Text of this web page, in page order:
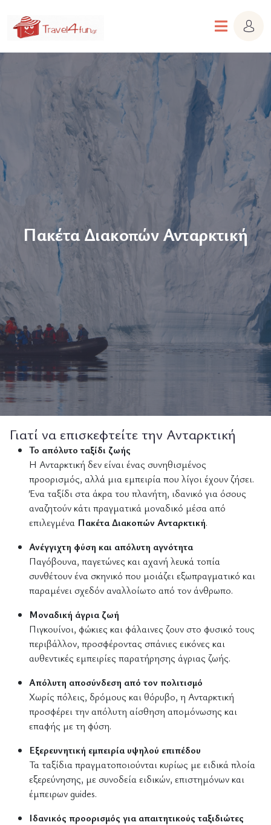
Πακέτα Διακοπών Ανταρκτική
Γιατί να επισκεφτείτε την Ανταρκτική
Το απόλυτο ταξίδι ζωής
Η Ανταρκτική δεν είναι ένας συνηθισμένος
προορισμός, αλλά μια εμπειρία που λίγοι έχουν ζήσει.
Ένα ταξίδι στα άκρα του πλανήτη, ιδανικό για όσους
αναζητούν κάτι πραγματικά μοναδικό μέσα από
επιλεγμένα Πακέτα Διακοπών Ανταρκτική.
Ανέγγιχτη φύση και απόλυτη αγνότητα
Παγόβουνα, παγετώνες και αχανή λευκά τοπία
συνθέτουν ένα σκηνικό που μοιάζει εξωπραγματικό και
παραμένει σχεδόν αναλλοίωτο από τον άνθρωπο.
Μοναδική άγρια ζωή
Πιγκουίνοι, φώκιες και φάλαινες ζουν στο φυσικό τους
περιβάλλον, προσφέροντας σπάνιες εικόνες και
αυθεντικές εμπειρίες παρατήρησης άγριας ζωής.
Απόλυτη αποσύνδεση από τον πολιτισμό
Χωρίς πόλεις, δρόμους και θόρυβο, η Ανταρκτική
προσφέρει την απόλυτη αίσθηση απομόνωσης και
επαφής με τη φύση.
Εξερευνητική εμπειρία υψηλού επιπέδου
Τα ταξίδια πραγματοποιούνται κυρίως με ειδικά πλοία
εξερεύνησης, με συνοδεία ειδικών, επιστημόνων και
έμπειρων guides.
Ιδανικός προορισμός για απαιτητικούς ταξιδιώτες